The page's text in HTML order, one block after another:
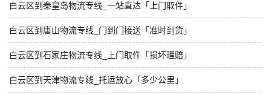
白云区到秦皇岛物流专线_一站直达「上门取件」
白云区到唐山物流专线_门到门接送「准时到货」
白云区到石家庄物流专线_上门取件「损坏理赔」
白云区到天津物流专线_托运放心「多少公里」